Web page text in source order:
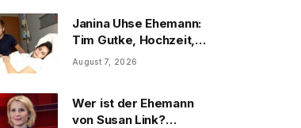
Janina Uhse Ehemann:
Tim Gutke, Hochzeit,
Sohn und Familie
August 7, 2026
Wer ist der Ehemann
von Susan Link?